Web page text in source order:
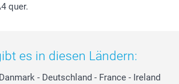
quer.
es in diesen Ländern:
Danmark - Deutschland - France - Ireland